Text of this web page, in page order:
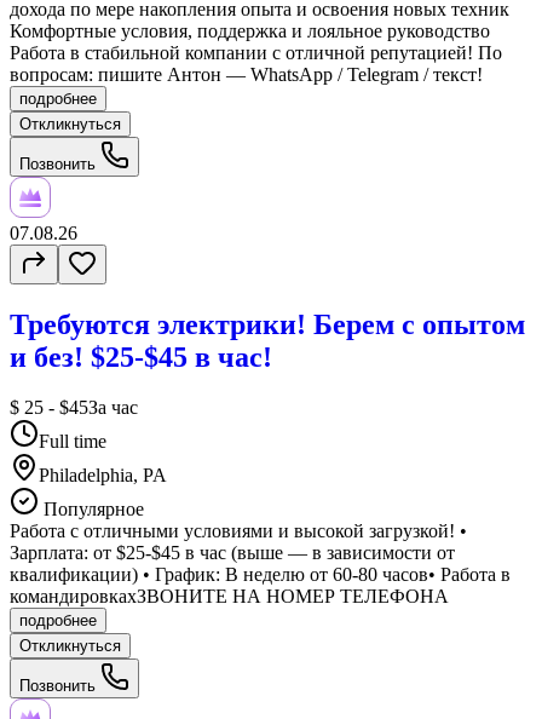
дохода по мере накопления опыта и освоения новых техник
Комфортные условия, поддержка и лояльное руководство
Работа в стабильной компании с отличной репутацией! По
вопросам: пишите Антон — WhatsApp / Telegram / текст!
подробнее
Откликнуться
Позвонить
07.08.26
Требуются электрики! Берем с опытом
и без! $25-$45 в час!
$ 25 - $45За час
Full time
Philadelphia, PA
Популярное
Работа с отличными условиями и высокой загрузкой! •
Зарплата: от $25-$45 в час (выше — в зависимости от
квалификации) • График: В неделю от 60-80 часов• Работа в
командировкахЗВОНИТЕ НА НОМЕР ТЕЛЕФОНА
подробнее
Откликнуться
Позвонить